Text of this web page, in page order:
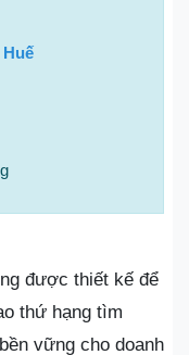
Huế
được thiết kế để
thứ hạng tìm
vững cho doanh